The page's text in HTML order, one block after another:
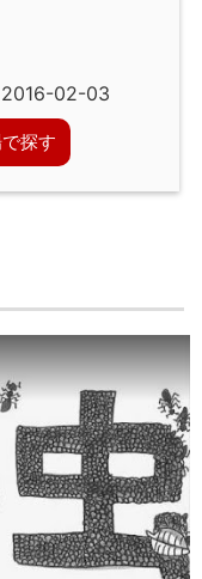
2016-02-03
探す